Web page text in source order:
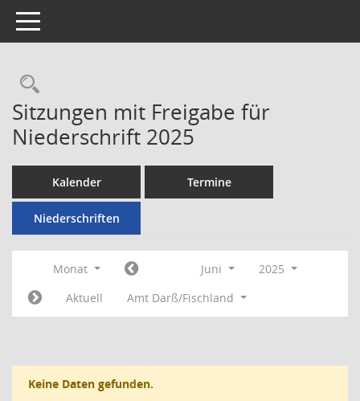
Toggle navigation
Rechercheauswahl
Sitzungen mit Freigabe für
Niederschrift 2025
Kalender Termine
Niederschriften
Monat Juni
2025
Aktuell
Amt Darß/Fischland
Keine Daten gefunden.